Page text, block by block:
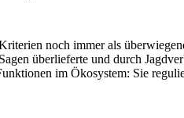
noch immer als
überlieferte und durch
im Ökosystem: Sie